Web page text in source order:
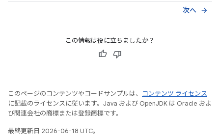
次へ arrow_forward
この情報は役に立ちましたか？
このページのコンテンツやコードサンプルは、
コンテンツ ライセンス
に記載のライセンスに従います。Java および OpenJDK は Oracle およ
び関連会社の商標または登録商標です。
最終更新日 2026-06-18 UTC。